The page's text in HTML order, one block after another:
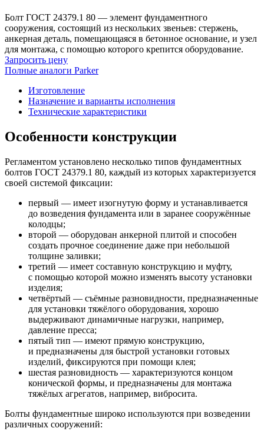
Болт ГОСТ 24379.1 80 — элемент фундаментного
сооружения, состоящий из нескольких звеньев: стержень,
анкерная деталь, помещающаяся в бетонное основание, и узел
для монтажа, с помощью которого крепится оборудование.
Запросить цену
Полные аналоги Parker
Изготовление
Назначение и варианты исполнения
Технические характеристики
Особенности конструкции
Регламентом установлено несколько типов фундаментных
болтов ГОСТ 24379.1 80, каждый из которых характеризуется
своей системой фиксации:
первый — имеет изогнутую форму и устанавливается
до возведения фундамента или в заранее сооружённые
колодцы;
второй — оборудован анкерной плитой и способен
создать прочное соединение даже при небольшой
толщине заливки;
третий — имеет составную конструкцию и муфту,
с помощью которой можно изменять высоту установки
изделия;
четвёртый — съёмные разновидности, предназначенные
для установки тяжёлого оборудования, хорошо
выдерживают динамичные нагрузки, например,
давление пресса;
пятый тип — имеют прямую конструкцию,
и предназначены для быстрой установки готовых
изделий, фиксируются при помощи клея;
шестая разновидность — характеризуются концом
конической формы, и предназначены для монтажа
тяжёлых агрегатов, например, вибросита.
Болты фундаментные широко используются при возведении
различных сооружений: